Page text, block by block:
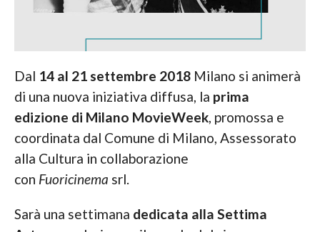
Dal 14 al 21 settembre 2018Milano si animerà
di una nuova iniziativa diffusa, la prima
edizione di Milano MovieWeek, promossa e
coordinata dal Comune di Milano, Assessorato
alla Cultura in collaborazione
con Fuoricinema srl.
Sarà una settimana dedicata alla Settima